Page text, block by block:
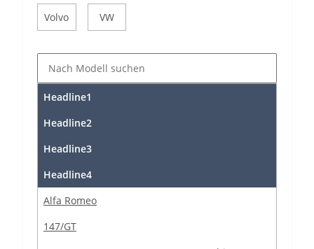
Volvo VW
Headline1
Headline2
Headline3
Headline4
Alfa Romeo
147/GT